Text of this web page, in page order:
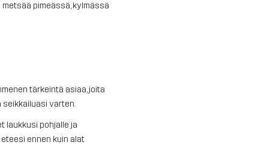
pimeässä, kylmässä
tärkeintä asiaa, joita
seikkailuasi varten.
laukkusi pohjalle ja
ennen kuin alat